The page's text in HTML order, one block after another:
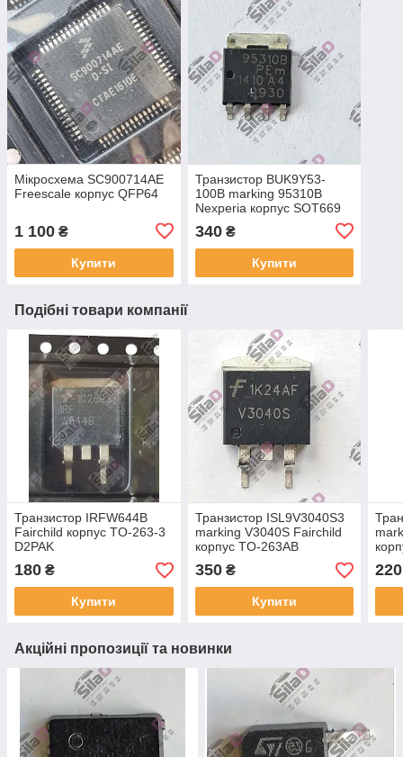
Мікросхема SC900714AE
Freescale корпус QFP64
1 100 ₴
Купити
Транзистор BUK9Y53-
100B marking 95310B
Nexperia корпус SOT669
340₴
Купити
Подібні товари компанії
Транзистор IRFW644B
Fairchild корпус TO-263-3
D2PAK
180 ₴
Купити
Транзистор ISL9V3040S3
marking V3040S Fairchild
корпус TO-263AB
350₴
Купити
220
Акційні пропозиції та новинки